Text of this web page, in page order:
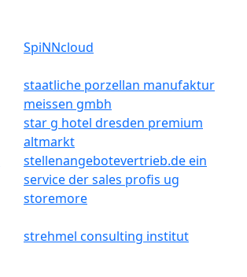
SpiNNcloud
staatliche porzellan manufaktur
meissen gmbh
star g hotel dresden premium
altmarkt
stellenangebotevertrieb.de ein
service der sales profis ug
storemore
strehmel consulting institut